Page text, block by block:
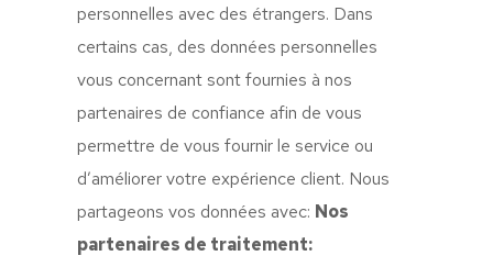
personnelles avec des étrangers. Dans
certains cas, des données personnelles
vous concernant sont fournies à nos
partenaires de confiance afin de vous
permettre de vous fournir le service ou
d’améliorer votre expérience client. Nous
partageons vos données avec: Nos
partenaires de traitement: